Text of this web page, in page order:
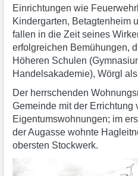
Einrichtungen wie
Kindergarten, Betagtenheim
fallen in die Zeit seines
erfolgreichen Bemühungen,
Höheren Schulen
Handelsakademie), Wörgl
Der herrschenden
Gemeinde mit der Errichtung
Eigentumswohnungen; im
der Augasse wohnte
obersten Stockwerk.